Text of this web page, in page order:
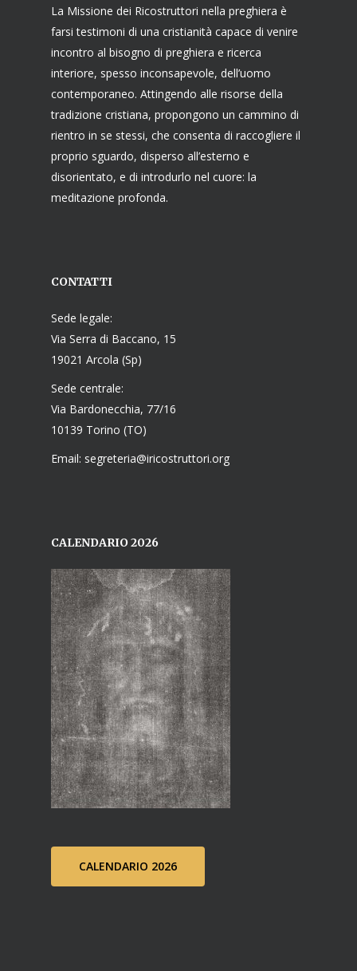
La Missione dei Ricostruttori nella preghiera è
farsi testimoni di una cristianità capace di venire
incontro al bisogno di preghiera e ricerca
interiore, spesso inconsapevole, dell’uomo
contemporaneo. Attingendo alle risorse della
tradizione cristiana, propongono un cammino di
rientro in se stessi, che consenta di raccogliere il
proprio sguardo, disperso all’esterno e
disorientato, e di introdurlo nel cuore: la
meditazione profonda.
CONTATTI
Sede legale:
Via Serra di Baccano, 15
19021 Arcola (Sp)
Sede centrale:
Via Bardonecchia, 77/16
10139 Torino (TO)
Email: segreteria@iricostruttori.org
CALENDARIO 2026
CALENDARIO 2026